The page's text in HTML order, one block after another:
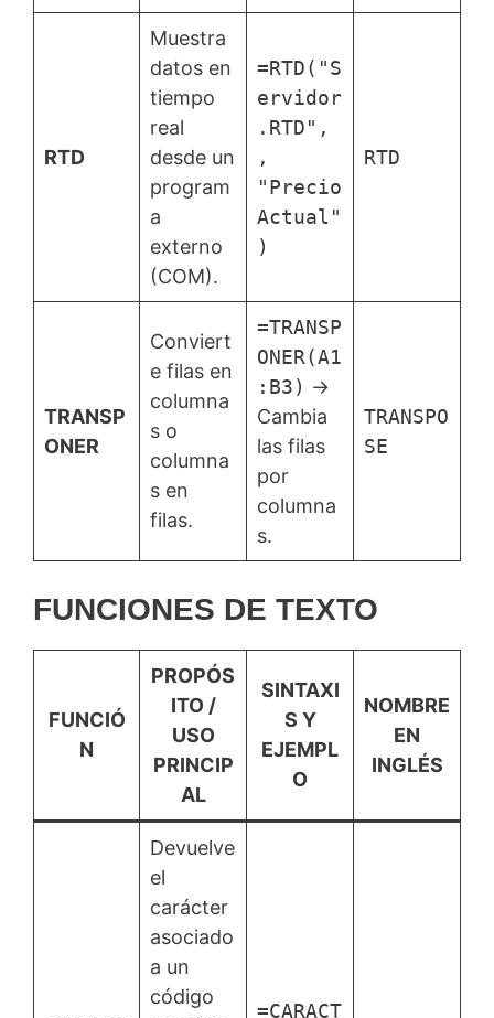
RTD
Muestra
datos en
tiempo
real
desde un
program
a
externo
(COM).
=RTD("S
ervidor
.RTD",
,
"Precio
Actual"
)
RTD
TRANSP
ONER
Conviert
e filas en
columna
s o
columna
s en
filas.
=TRANSP
ONER(A1
:B3) →
Cambia
las filas
por
columna
s.
TRANSPO
SE
FUNCIONES DE TEXTO
FUNCIÓ
N
PROPÓS
ITO /
USO
PRINCIP
AL
SINTAXI
S Y
EJEMPL
O
NOMBRE
EN
INGLÉS
Devuelve
el
carácter
asociado
a un
código
=CARACT